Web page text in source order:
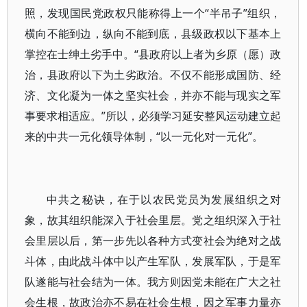
照，发现国民党政权只能称得上一个“半吊子”组织，
横向不能到边，纵向不能到底，县级政权以下基本上
掌控在士绅土劣手中。“县政府以上者为乡原（愿）政
治，县政府以下为土劣政治。不仅不能形成国防、经
济、文化凝为一体之坚实社会，并亦不能与现实之军
事要求相适应。”所以，必须学习延安整风运动建立起
来的中共一元化领导体制，“以一元化对一元化”。
中共之秘诀，在于以农民党员为发展组织之对
象，故其组织能深入于社会里层。党之组织深入于社
会里层以后，第一步先以各种方式变社会为绝对之战
斗体，由此战斗体中以产生军队，发展军队，于是军
队遂能与社会结为一体。我方则因党未能在广大之社
会生根，故政治亦不易在社会生根，因之军事力量亦